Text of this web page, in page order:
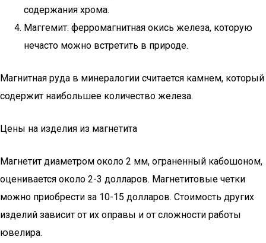
содержания хрома.
Маггемит: ферромагнитная окись железа, которую
нечасто можно встретить в природе.
Магнитная руда в минералогии считается камнем, который
содержит наибольшее количество железа.
Цены на изделия из магнетита
Магнетит диаметром около 2 мм, ограненный кабошоном,
оценивается около 2-3 долларов. Магнетитовые четки
можно приобрести за 10-15 долларов. Стоимость других
изделий зависит от их оправы и от сложности работы
ювелира.